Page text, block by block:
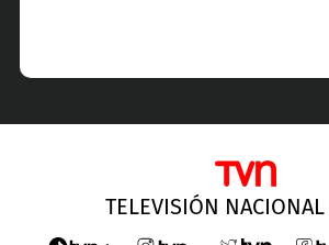
TELEVISIÓN